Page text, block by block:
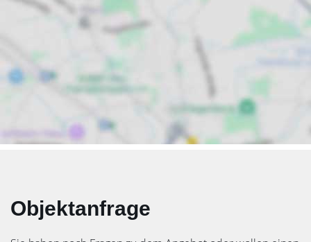
Objektanfrage